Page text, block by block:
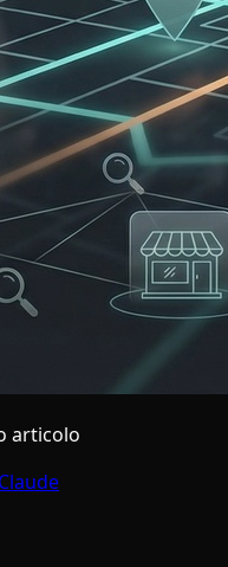
articolo
Claude